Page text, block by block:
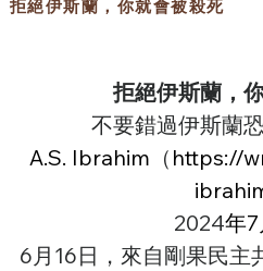
拒絕伊斯蘭，你就會被殺死
拒絕伊斯蘭，
不要錯過伊斯蘭
A.S. Ibrahim （ https://
2024年7
6月16日，來自剛果民主